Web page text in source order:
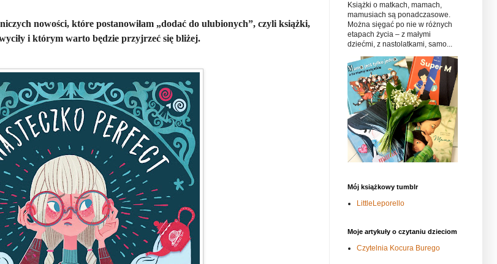
nowości, które postanowiłam „dodać do ulubionych”, czyli książki,
i którym warto będzie przyjrzeć się bliżej.
Książki o matkach, mamach,
mamusiach są ponadczasowe.
Można sięgać po nie w różnych
etapach życia – z małymi
dziećmi, z nastolatkami, samo...
Mój książkowy tumblr
LittleLeporello
Moje artykuły o czytaniu dzieciom
Czytelnia Kocura Burego